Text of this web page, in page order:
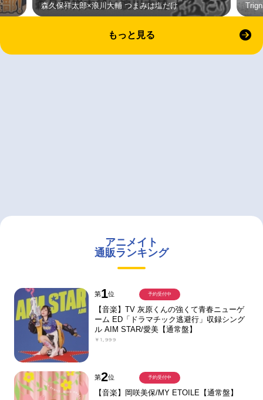
森久保祥太郎×浪川大輔 つまみは塩だけ
もっと見る
アニメイト
通販ランキング
第1位
【音楽】TV 灰原くんの強くて青春ニューゲ
ーム ED「ドラマチック逃避行」収録シング
ル AIM STAR/愛美【通常盤】
￥1,999
予約受付中
第2位
【音楽】岡咲美保/MY ETOILE【通常盤】
予約受付中